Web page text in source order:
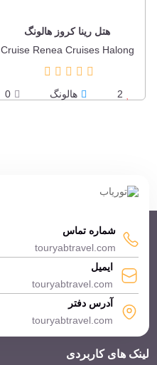
هتل رینا کروز هالونگ
Cruise Renea Cruises Halong
2 هالونگ 0
شماره تماس
touryabtravel.com
ایمیل
touryabtravel.com
آدرس دفتر
touryabtravel.com
لینک های کاربردی